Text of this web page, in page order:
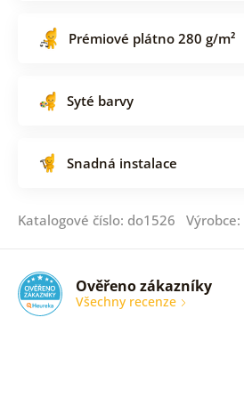
Prémiové plátno 280 g/m²
Syté barvy
Snadná instalace
Katalogové číslo: do1526 Výrobce:
Ověřeno zákazníky
Všechny recenze